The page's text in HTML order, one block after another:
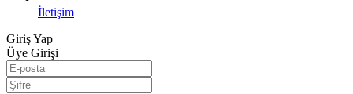
İletişim
Giriş Yap
Üye Girişi